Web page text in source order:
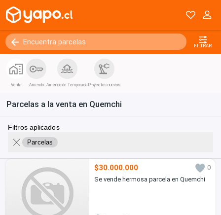
FILTRAR
Venta Arriendo Arriendo de Temporada Proyectos nuevos
Parcelas a la venta en Quemchi
Filtros aplicados
Parcelas
$30.000.000
0
Se vende hermosa parcela en Quemchi